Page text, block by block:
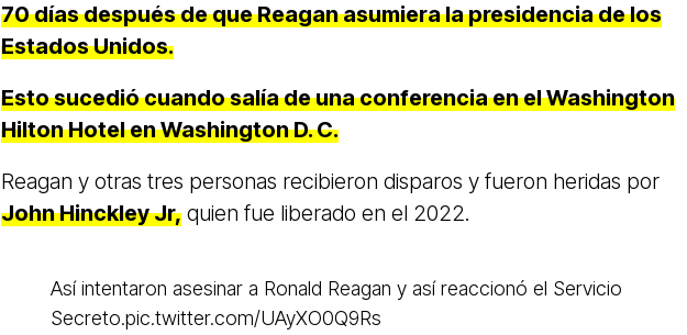
70 días después de que Reagan asumiera la presidencia de los
Estados Unidos.
Esto sucedió cuando salía de una conferencia en el Washington
Hilton Hotel en Washington D. C.
Reagan y otras tres personas recibieron disparos y fueron heridas por
John Hinckley Jr, quien fue liberado en el 2022.
Así intentaron asesinar a Ronald Reagan y así reaccionó el Servicio
Secreto.pic.twitter.com/UAyXO0Q9Rs